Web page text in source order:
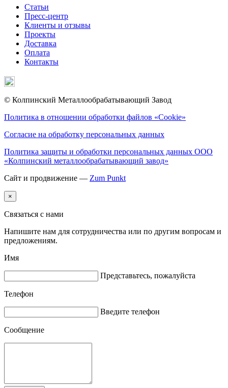
Статьи
Пресс-центр
Клиенты и отзывы
Проекты
Доставка
Оплата
Контакты
© Колпинский Металлообрабатывающий Завод
Политика в отношении обработки файлов «Cookie»
Согласие на обработку персональных данных
Политика защиты и обработки персональных данных ООО
«Колпинский металлообрабатывающий завод»
Сайт и продвижение — Zum Punkt
×
Связаться с нами
Напишите нам для сотрудничества или по другим вопросам и
предложениям.
Имя
Представьтесь, пожалуйста
Телефон
Введите телефон
Сообщение